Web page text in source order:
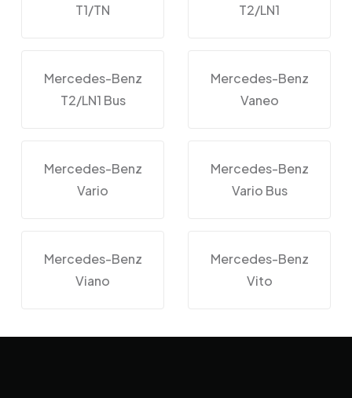
T1/TN
T2/LN1
Mercedes-Benz
T2/LN1 Bus
Mercedes-Benz
Vaneo
Mercedes-Benz
Vario
Mercedes-Benz
Vario Bus
Mercedes-Benz
Viano
Mercedes-Benz
Vito